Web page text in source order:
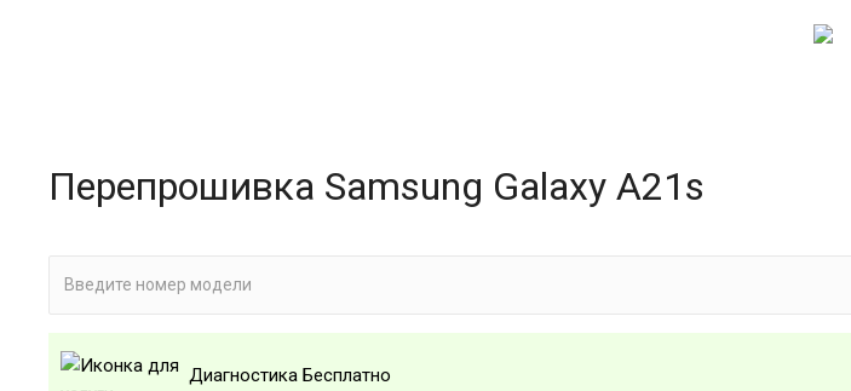
Перепрошивка Samsung Galaxy A21s
Диагностика Бесплатно